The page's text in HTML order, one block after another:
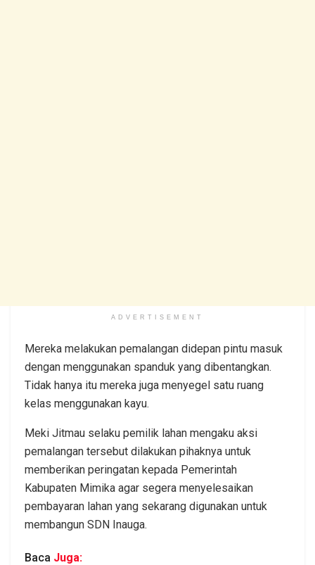
ADVERTISEMENT
Mereka melakukan pemalangan didepan pintu masuk
dengan menggunakan spanduk yang dibentangkan.
Tidak hanya itu mereka juga menyegel satu ruang
kelas menggunakan kayu.
Meki Jitmau selaku pemilik lahan mengaku aksi
pemalangan tersebut dilakukan pihaknya untuk
memberikan peringatan kepada Pemerintah
Kabupaten Mimika agar segera menyelesaikan
pembayaran lahan yang sekarang digunakan untuk
membangun SDN Inauga.
Baca Juga: